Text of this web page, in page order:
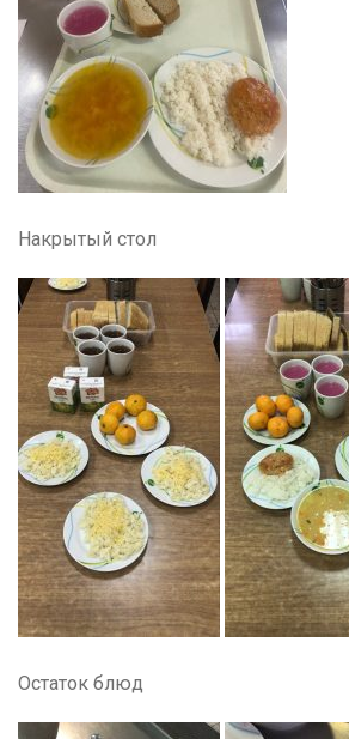
Накрытый стол
Остаток блюд